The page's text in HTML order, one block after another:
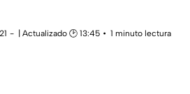
| Actualizado 🕑 13:45
1 minuto lectura